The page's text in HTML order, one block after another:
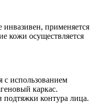
применяется
кожи осуществляется
использованием
каркас.
контура лица.